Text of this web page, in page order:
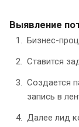
Выявление
Бизнес-
Ставится
Создается
запись в
Далее лид